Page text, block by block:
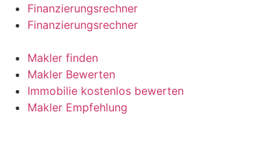
Skip
Finanzierungsrechner
Finanzierungsrechner
Makler finden
Makler Bewerten
Immobilie kostenlos bewerten
Makler Empfehlung